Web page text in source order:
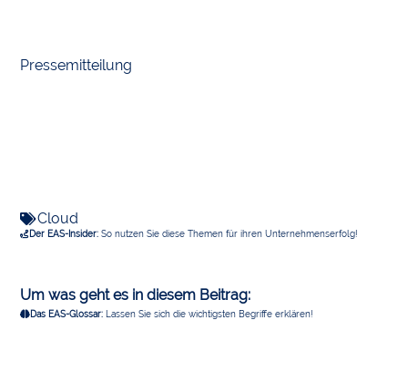
Pressemitteilung
Cloud
Der EAS-Insider: So nutzen Sie diese Themen für ihren Unternehmenserfolg!
Um was geht es in diesem Beitrag:
Das EAS-Glossar: Lassen Sie sich die wichtigsten Begriffe erklären!